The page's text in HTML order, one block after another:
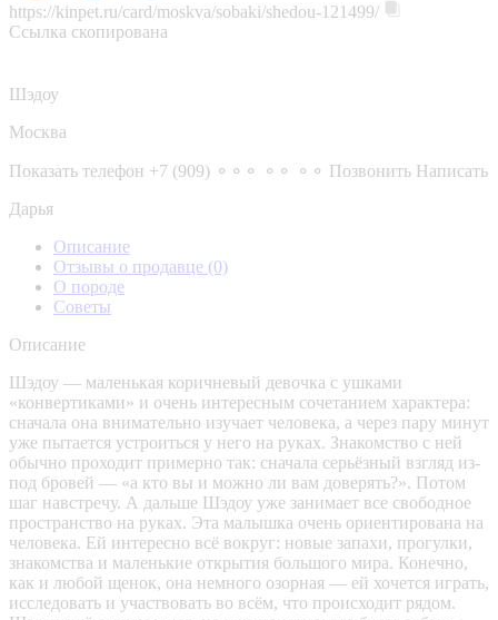
https://kinpet.ru/card/moskva/sobaki/shedou-121499/
Ссылка скопирована
Шэдоу
Москва
Показать телефон +7 (909) ⚬⚬⚬ ⚬⚬ ⚬⚬ Позвонить Написать
Дарья
Описание
Отзывы о продавце (0)
О породе
Советы
Описание
Шэдоу — маленькая коричневый девочка с ушками
«конвертиками» и очень интересным сочетанием характера:
сначала она внимательно изучает человека, а через пару минут
уже пытается устроиться у него на руках. Знакомство с ней
обычно проходит примерно так: сначала серьёзный взгляд из-
под бровей — «а кто вы и можно ли вам доверять?». Потом
шаг навстречу. А дальше Шэдоу уже занимает все свободное
пространство на руках. Эта малышка очень ориентирована на
человека. Ей интересно всё вокруг: новые запахи, прогулки,
знакомства и маленькие открытия большого мира. Конечно,
как и любой щенок, она немного озорная — ей хочется играть,
исследовать и участвовать во всём, что происходит рядом.